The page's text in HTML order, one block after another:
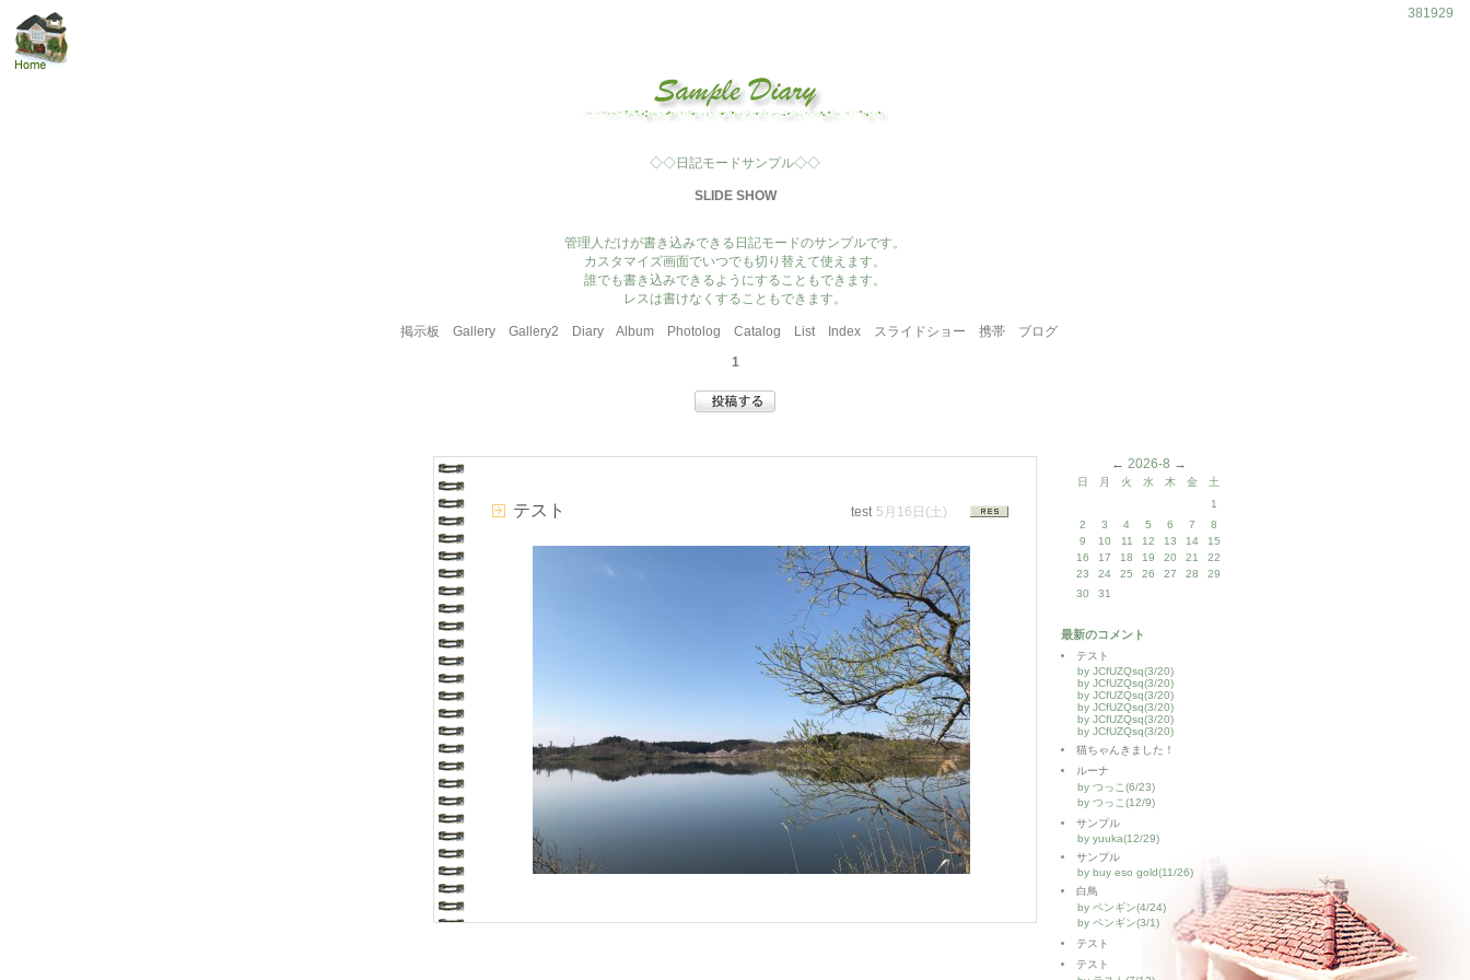
381929
◇◇日記モードサンプル◇◇
SLIDE SHOW
管理人だけが書き込みできる日記モードのサンプルです。
カスタマイズ画面でいつでも切り替えて使えます。
誰でも書き込みできるようにすることもできます。
レスは書けなくすることもできます。
掲示板 Gallery Gallery2 Diary Album Photolog Catalog List Index スライドショー 携帯
ブログ
1
テスト test 5月16日(土)
← 2026-8 →
日 月 火 水 木 金
土
1
2
3 4 5 6 7
8
9
10 11 12 13 14
15
16
17 18 19 20 21
22
23
24 25 26 27 28
29
30
31
最新のコメント
テスト
by JCfUZQsq(3/20)
by JCfUZQsq(3/20)
by JCfUZQsq(3/20)
by JCfUZQsq(3/20)
by JCfUZQsq(3/20)
by JCfUZQsq(3/20)
猫ちゃんきました！
ルーナ
by つっこ(6/23)
by つっこ(12/9)
サンプル
by yuuka(12/29)
サンプル
by buy eso gold(11/26)
白鳥
by ペンギン(4/24)
by ペンギン(3/1)
テスト
テスト